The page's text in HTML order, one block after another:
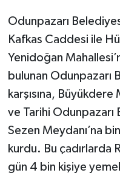
Odunpazarı
Kafkas Caddesi ile
Yenidoğan
bulunan Odunpazarı
karşısına, Büyükdere
ve Tarihi
Sezen Meydanı’na
kurdu. Bu çadırlarda
gün 4 bin kişiye